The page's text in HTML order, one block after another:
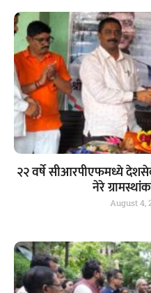
२२ वर्षे सीआरपीएफमध्ये
नेरे
August 4,